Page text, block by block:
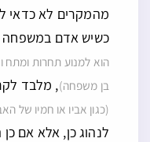
מהמקרים לא כדאי
כשיש אדם במשפחה
הוא למנוע תחרות
בן משפחה), מלבד
(כגון אביו או חמיו של
לנהוג כן, אלא אם